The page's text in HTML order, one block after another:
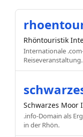
Rhöntouristik
Internationale
Reiseveranstaltung.
Schwarzes Moor
.info-Domain als
in der Rhön.